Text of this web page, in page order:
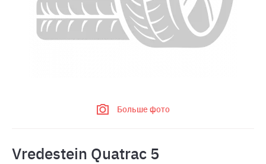
Больше фото
Vredestein Quatrac 5